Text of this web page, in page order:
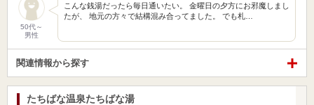
50代～
男性
こんな銭湯だったら毎日通いたい。 金曜日の夕方にお邪魔しまし
たが、 地元の方々で結構混み合ってました。 でも札…
関連情報から探す
たちばな温泉たちばな湯